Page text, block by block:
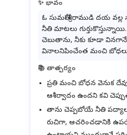
✨ భావం
ఓ సుమతీ! శ్రీరాముడి దయ
నీతి మాటలు
చెబుతాను, నీకు కూడా వినగానే
వినాలనిపించేంత మంచి
📚 తాత్పర్యం
ప్రతి మంచి బోధన వెనుక
ఆశీర్వాదం ఉందని కవి
తాను చెప్పబోయే నీతి
రుచిగా, ఆచరించడానికి